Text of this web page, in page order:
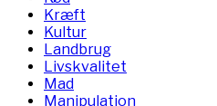
Kræft
Kultur
Landbrug
Livskvalitet
Mad
Manipulation